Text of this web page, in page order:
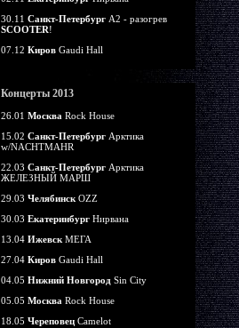
30.11 Санкт-Петербург А2 - разогрев
SCOOTER!
07.12 Киров Gaudi Hall
Концерты 2013
26.01 Москва Rock House
15.02 Санкт-Петербург Арктика
w/NACHTMAHR
22.03 Санкт-Петербург Арктика
ЖЕЛЕЗНЫЙ МАРШ
29.03 Челябинск OZZ
30.03 Екатеринбург Нирвана
13.04 Ижевск МЕГА
27.04 Киров Gaudi Hall
04.05 Нижний Новгород Sin City
05.05 Москва Rock House
18.05 Череповец Camelot